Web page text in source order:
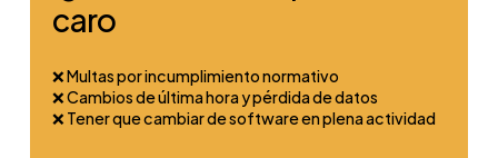
caro
❌ Multas por incumplimiento normativo
❌ Cambios de última hora y pérdida de datos
❌ Tener que cambiar de software en plena actividad